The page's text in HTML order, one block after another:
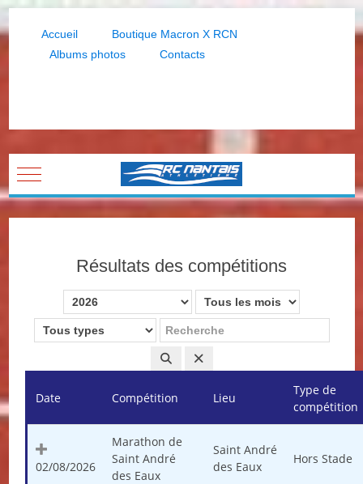
Accueil
Boutique Macron X RCN
Albums photos
Contacts
Mobile Menu Toggle
Résultats des compétitions
Date Compétition Lieu
Type de
compétition
02/08/2026
Marathon de
Saint André
des Eaux
Saint André
des Eaux
Hors Stade